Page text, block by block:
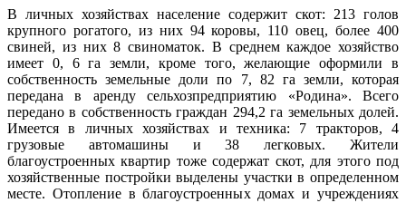
12:06:8501002:115
Марий Эл, р-н Оршанский, с
Шулка, мкр микрорайон, д 7
зу нет
12:06:8501002:116
Марий Эл, р-н Оршанский, с
Шулка, мкр микрорайон, д 7
зу нет
12:06:8501002:124
Марий Эл, р-н Оршанский, с
Шулка, мкр микрорайон, д 7
зу нет
12:06:8501002:130
Марий Эл, р-н Оршанский, с
Шулка, мкр микрорайон, д 7
зу нет
12:06:8501002:132
Марий Эл, р-н Оршанский, с
Шулка, мкр микрорайон, д 7
зу нет
12:06:8501002:133
Марий Эл, р-н Оршанский, с
Шулка, мкр микрорайон, д 7
зу нет
16.02
09:00
-1.6°
748
91%
5.7
298°
16.02
В личных хозяйствах население содержит скот: 213 голов
крупного рогатого, из них 94 коровы, 110 овец, более 400
свиней, из них 8 свиноматок. В среднем каждое хозяйство
имеет 0, 6 га земли, кроме того, желающие оформили в
собственность земельные доли по 7, 82 га земли, которая
передана в аренду сельхозпредприятию «Родина». Всего
передано в собственность граждан 294,2 га земельных долей.
Имеется в личных хозяйствах и техника: 7 тракторов, 4
грузовые автомашины и 38 легковых. Жители
благоустроенных квартир тоже содержат скот, для этого под
хозяйственные постройки выделены участки в определенном
месте. Отопление в благоустроенных домах и учреждениях